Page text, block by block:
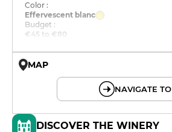
Color :
Effervescent blanc
Budget :
€45 to €80
MAP
NAVIGATE TO
DISCOVER THE WINERY